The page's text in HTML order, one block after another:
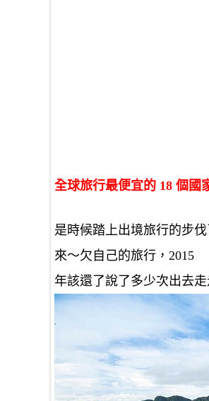
全球旅行最便宜的 18 個國
是時候踏上出境旅行的步
來～欠自己的旅行，2015
年該還了說了多少次出去